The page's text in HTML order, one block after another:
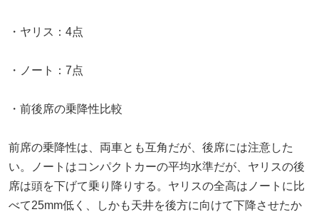
・ヤリス：4点
・ノート：7点
・前後席の乗降性比較
前席の乗降性は、両車とも互角だが、後席には注意した
い。ノートはコンパクトカーの平均水準だが、ヤリスの後
席は頭を下げて乗り降りする。ヤリスの全高はノートに比
べて25mm低く、しかも天井を後方に向けて下降させたか